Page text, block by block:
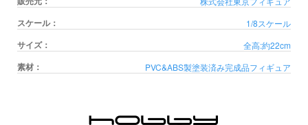
スケール： 1/8スケール
サイズ： 全高:約22cm
素材： PVC&ABS製塗装済み完成品フィギュア